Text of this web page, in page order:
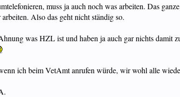
muss ja auch noch was arbeiten. Das
Also das geht nicht ständig so.
was HZL ist und haben ja auch gar nichts damit
ich beim VetAmt anrufen würde, wir wohl alle